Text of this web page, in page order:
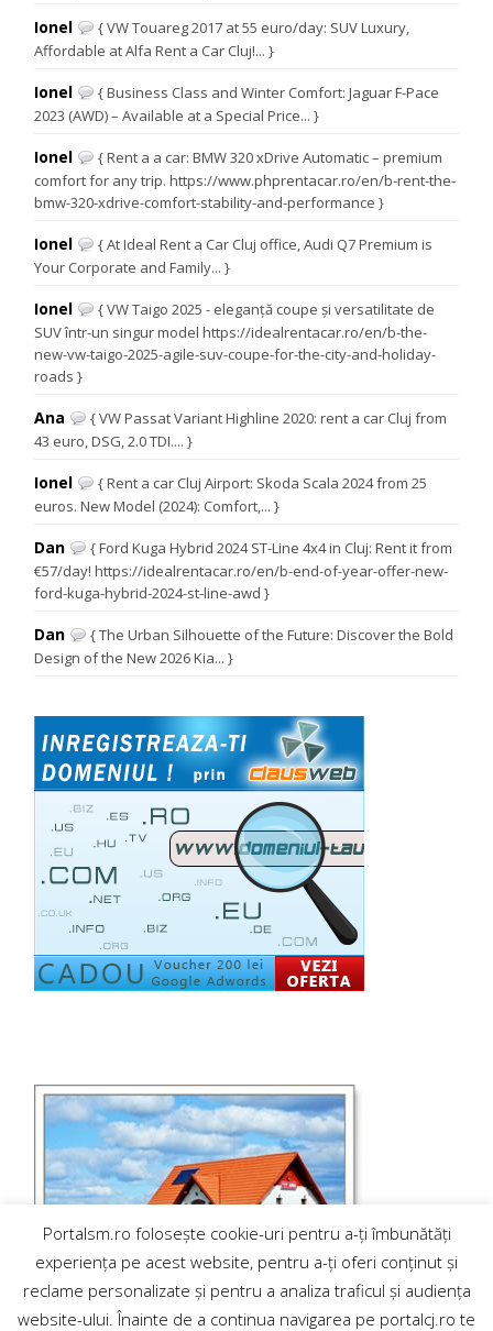
Ionel
{ VW Touareg 2017 at 55 euro/day: SUV Luxury,
Affordable at Alfa Rent a Car Cluj!... }
Ionel
{ Business Class and Winter Comfort: Jaguar F-Pace
2023 (AWD) – Available at a Special Price... }
Ionel
{ Rent a a car: BMW 320 xDrive Automatic – premium
comfort for any trip. https://www.phprentacar.ro/en/b-rent-the-
bmw-320-xdrive-comfort-stability-and-performance }
Ionel
{ At Ideal Rent a Car Cluj office, Audi Q7 Premium is
Your Corporate and Family... }
Ionel
{ VW Taigo 2025 - eleganță coupe și versatilitate de
SUV într-un singur model https://idealrentacar.ro/en/b-the-
new-vw-taigo-2025-agile-suv-coupe-for-the-city-and-holiday-
roads }
Ana
{ VW Passat Variant Highline 2020: rent a car Cluj from
43 euro, DSG, 2.0 TDI.... }
Ionel
{ Rent a car Cluj Airport: Skoda Scala 2024 from 25
euros. New Model (2024): Comfort,... }
Dan
{ Ford Kuga Hybrid 2024 ST-Line 4x4 in Cluj: Rent it from
€57/day! https://idealrentacar.ro/en/b-end-of-year-offer-new-
ford-kuga-hybrid-2024-st-line-awd }
Dan
{ The Urban Silhouette of the Future: Discover the Bold
Design of the New 2026 Kia... }
Portalsm.ro folosește cookie-uri pentru a-ți îmbunătăți
experiența pe acest website, pentru a-ți oferi conținut și
reclame personalizate și pentru a analiza traficul și audiența
website-ului. Înainte de a continua navigarea pe portalcj.ro te